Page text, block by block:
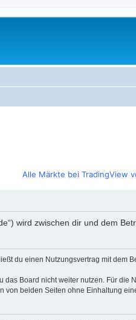
Alle Märkte bei TradingView
wird zwischen dir und dem
du einen Nutzungsvertrag mit
Board nicht weiter nutzen. Für
von beiden Seiten ohne Einhaltung